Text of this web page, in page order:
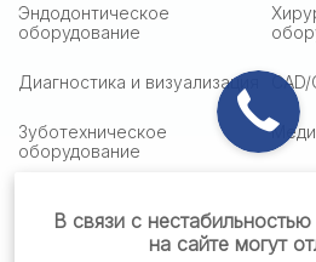
Эндодонтическое
оборудование
Диагностика и визуализация
Зуботехническое
оборудование
Стоматологическая мебель
В связи с
на сайте могут